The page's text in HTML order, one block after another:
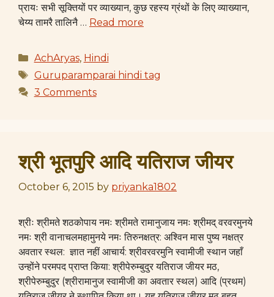
प्रायः सभी सूक्तियों पर व्याख्यान, कुछ रहस्य ग्रंथों के लिए व्याख्यान,
चेय्य तामरै तालिनै … Read more
Categories
AchAryas, Hindi
Tags
Guruparamparai hindi tag
3 Comments
श्री भूतपुरि आदि यतिराज जीयर
October 6, 2015 by priyanka1802
श्रीः श्रीमते शठकोपाय नमः श्रीमते रामानुजाय नमः श्रीमद् वरवरमुनये
नमः श्री वानाचलमहामुनये नमः तिरुनक्षत्र: अश्विन मास पुष्य नक्षत्र
अवतार स्थल: ज्ञात नहीं आचार्य: श्रीवरवरमुनि स्वामीजी स्थान जहाँ
उन्होंने परमपद प्राप्त किया: श्रीपेरुम्बुदुर यतिराज जीयर मठ,
श्रीपेरुम्बुदुर (श्रीरामानुज स्वामीजी का अवतार स्थल) आदि (प्रथम)